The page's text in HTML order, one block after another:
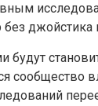
джойстика
сообщество